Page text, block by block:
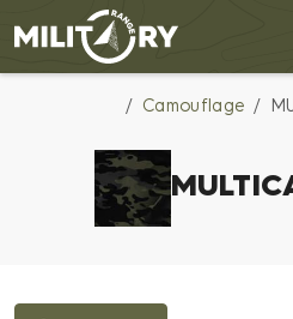
Army shop MILITARY RANGE
Camouflage